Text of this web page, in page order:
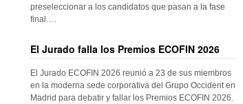
preseleccionar a los candidatos que pasan a la fase
final….
El Jurado falla los Premios ECOFIN 2026
El Jurado ECOFIN 2026 reunió a 23 de sus miembros
en la moderna sede corporativa del Grupo Occident en
Madrid para debatir y fallar los Premios ECOFIN 2026.